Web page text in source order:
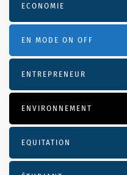
ECONOMIE
EN MODE ON OFF
ENTREPRENEUR
ENVIRONNEMENT
EQUITATION